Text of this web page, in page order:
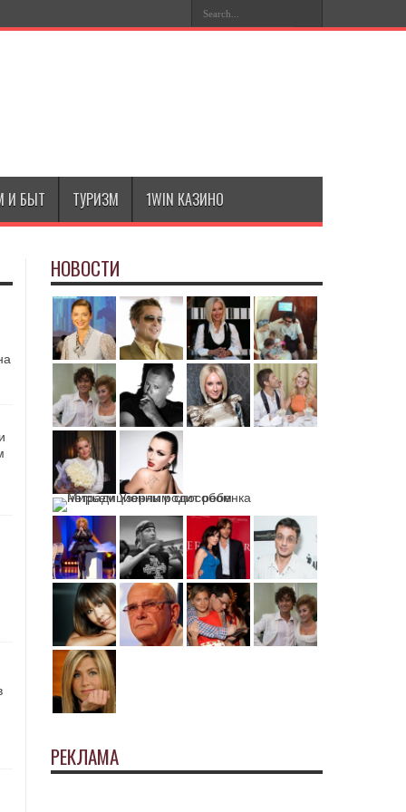
И БЫТ ТУРИЗМ 1WIN КАЗИНО
НОВОСТИ
РЕКЛАМА